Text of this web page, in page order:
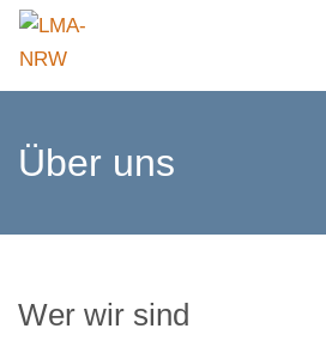
Über uns
Wer wir sind